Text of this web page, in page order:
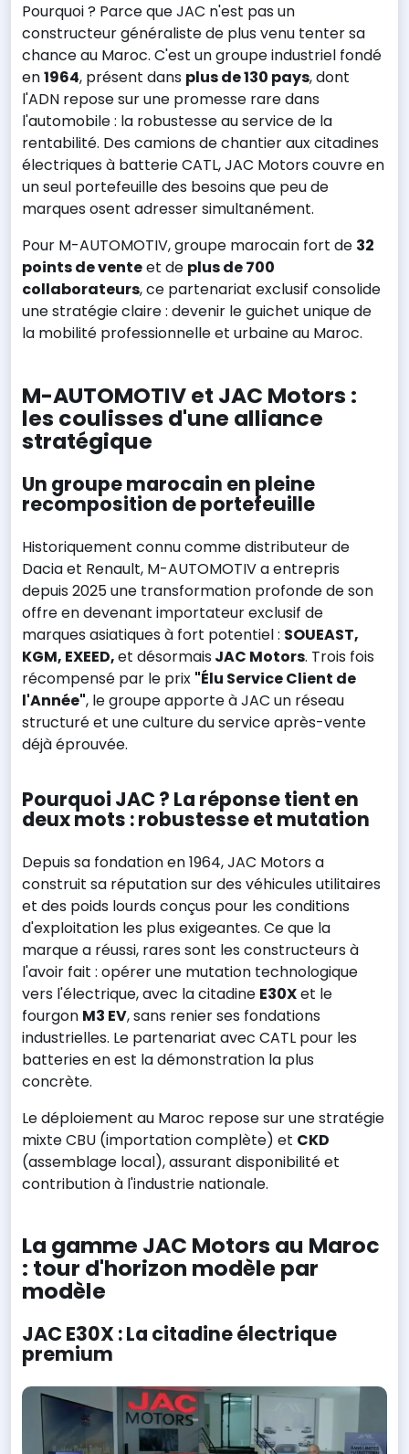
Pourquoi ? Parce que JAC n'est pas un
constructeur généraliste de plus venu tenter sa
chance au Maroc. C'est un groupe industriel fondé
en1964, présent dans plus de 130 pays, dont
l'ADN repose sur une promesse rare dans
l'automobile : la robustesse au service de la
rentabilité. Des camions de chantier aux citadines
électriques à batterie CATL, JAC Motors couvre en
un seul portefeuille des besoins que peu de
marques osent adresser simultanément.
Pour M-AUTOMOTIV, groupe marocain fort de 32
points de venteet de plus de 700
collaborateurs, ce partenariat exclusif consolide
une stratégie claire : devenir le guichet unique de
la mobilité professionnelle et urbaine au Maroc.
M-AUTOMOTIV et JAC Motors :
les coulisses d'une alliance
stratégique
Un groupe marocain en pleine
recomposition de portefeuille
Historiquement connu comme distributeur de
Dacia et Renault, M-AUTOMOTIV a entrepris
depuis 2025 une transformation profonde de son
offre en devenant importateur exclusif de
marques asiatiques à fort potentiel : SOUEAST,
KGM, EXEED,et désormaisJAC Motors. Trois fois
récompensé par le prix "Élu Service Client de
l'Année", le groupe apporte à JAC un réseau
structuré et une culture du service après-vente
déjà éprouvée.
Pourquoi JAC ? La réponse tient en
deux mots : robustesse et mutation
Depuis sa fondation en 1964, JAC Motors a
construit sa réputation sur des véhicules utilitaires
et des poids lourds conçus pour les conditions
d'exploitation les plus exigeantes. Ce que la
marque a réussi, rares sont les constructeurs à
l'avoir fait : opérer une mutation technologique
vers l'électrique, avec la citadine E30Xet le
fourgon M3 EV, sans renier ses fondations
industrielles. Le partenariat avec CATL pour les
batteries en est la démonstration la plus
concrète.
Le déploiement au Maroc repose sur une stratégie
mixte CBU (importation complète) et CKD
(assemblage local), assurant disponibilité et
contribution à l'industrie nationale.
La gamme JAC Motors au Maroc
: tour d'horizon modèle par
modèle
JAC E30X : La citadine électrique
premium